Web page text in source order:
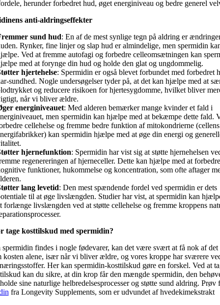
herunder forbedret hud, øget energiniveau og bedre generel
anti-aldringseffekter
sund hud: En af de mest synlige tegn på aldring er
Rynker, fine linjer og slap hud er almindelige, men spermidin
Ved at fremme autofagi og forbedre celleomsætningen kan
med at forynge din hud og holde den glat og ungdommelig.
hjertehelse: Spermidin er også blevet forbundet med forbedret
sundhed. Nogle undersøgelser tyder på, at det kan hjælpe med at
og reducere risikoen for hjertesygdomme, hvilket bliver
når vi bliver ældre.
energiniveauet: Med alderen bemærker mange kvinder et fald i
men spermidin kan hjælpe med at bekæmpe dette fald.
cellehelse og fremme bedre funktion af mitokondrierne (cellens
kan spermidin hjælpe med at øge din energi og
hjernefunktion: Spermidin har vist sig at støtte hjernehelsen
regenereringen af hjerneceller. Dette kan hjælpe med at forbedre
funktioner, hukommelse og koncentration, som ofte aftager
lang levetid: Den mest spændende fordel ved spermidin er dets
til at øge livslængden. Studier har vist, at spermidin kan
forlænge livslængden ved at støtte cellehelse og fremme kroppens
tage kosttilskud med spermidin?
spermidin findes i nogle fødevarer, kan det være svært at få nok af det
kosten alene, især når vi bliver ældre, og vores kroppe har sværere
Her kan spermidin-kosttilskud gøre en forskel. Ved at
kan du sikre, at din krop får den mængde spermidin, den
sine naturlige helbredelsesprocesser og støtte sund aldring. Prøv
fra Longevity Supplements, som er udvundet af hvedekimekstrakt